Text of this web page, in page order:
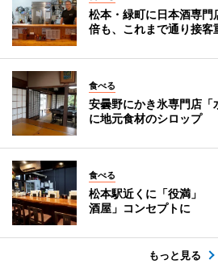
松本・緑町に日本酒専
倍も、これまで通り接客
食べる
安曇野にかき氷専門店
に地元食材のシロップ
食べる
松本駅近くに「役満」
酒屋」コンセプトに
もっと見る